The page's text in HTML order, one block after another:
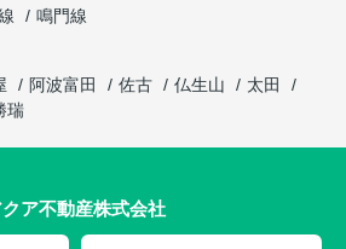
鳴門線
阿波富田 佐古 仏生山
太田
瑞
クア不動産株式会社